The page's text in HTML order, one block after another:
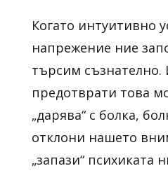
Когато интуитивно
напрежение ние
търсим съзнателно.
предотврати това
„дарява“ с болка,
отклони нашето
„запази“ психиката